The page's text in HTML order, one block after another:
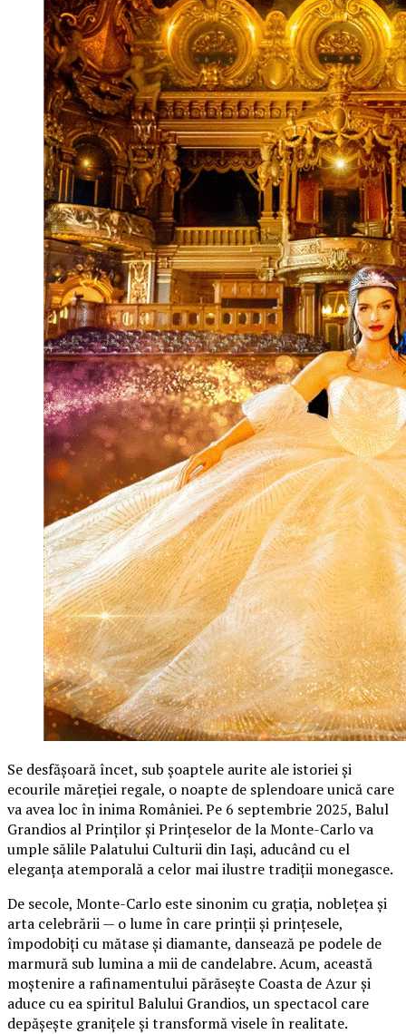
Se desfășoară încet, sub șoaptele aurite ale istoriei și
ecourile măreției regale, o noapte de splendoare unică care
va avea loc în inima României. Pe 6 septembrie 2025, Balul
Grandios al Prinților și Prințeselor de la Monte-Carlo va
umple sălile Palatului Culturii din Iași, aducând cu el
eleganța atemporală a celor mai ilustre tradiții monegasce.
De secole, Monte-Carlo este sinonim cu grația, noblețea și
arta celebrării — o lume în care prinții și prințesele,
împodobiți cu mătase și diamante, dansează pe podele de
marmură sub lumina a mii de candelabre. Acum, această
moștenire a rafinamentului părăsește Coasta de Azur și
aduce cu ea spiritul Balului Grandios, un spectacol care
depășește granițele și transformă visele în realitate.